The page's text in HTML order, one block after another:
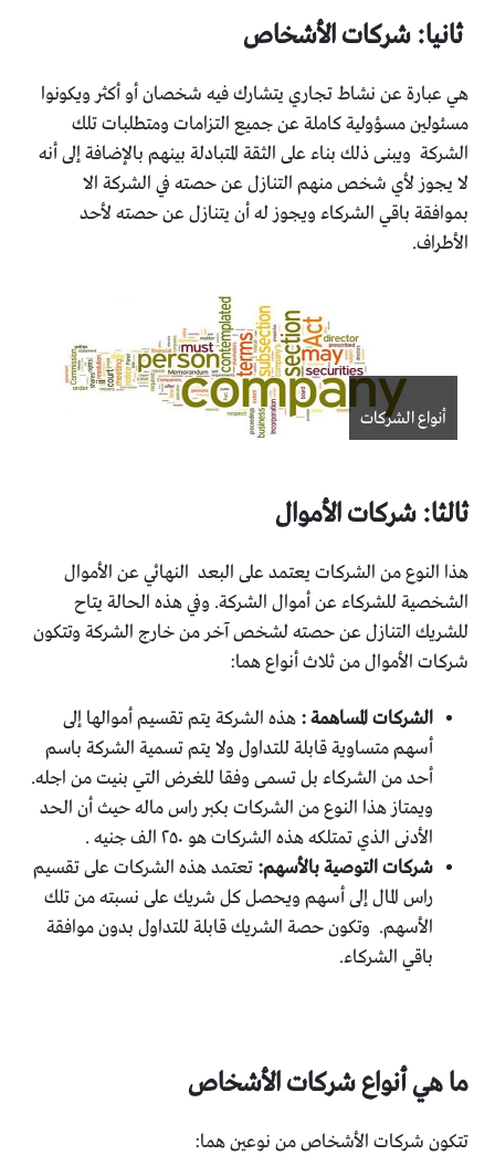
ثانيا: شركات الأشخاص
هي عبارة عن نشاط تجاري يتشارك فيه شخصان أو أكثر ويكونوا
مسئولين مسؤولية كاملة عن جميع التزامات ومتطلبات تلك
الشركة ويبنى ذلك بناء على الثقة المتبادلة بينهم بالإضافة إلى أنه
لا يجوز لأي شخص منهم التنازل عن حصته في الشركة الا
بموافقة باقي الشركاء ويجوز له أن يتنازل عن حصته لأحد
الأطراف.
أنواع الشركات
ثالثا: شركات الأموال
هذا النوع من الشركات يعتمد على البعد النهائي عن الأموال
الشخصية للشركاء عن أموال الشركة. وفي هذه الحالة يتاح
للشريك التنازل عن حصته لشخص آخر من خارج الشركة وتتكون
شركات الأموال من ثلاث أنواع هما:
الشركات المساهمة : هذه الشركة يتم تقسيم أموالها إلى
أسهم متساوية قابلة للتداول ولا يتم تسمية الشركة باسم
أحد من الشركاء بل تسمى وفقا للغرض التي بنيت من اجله.
ويمتاز هذا النوع من الشركات بكبر راس ماله حيث أن الحد
الأدنى الذي تمتلكه هذه الشركات هو ٢٥٠ الف جنيه .
شركات التوصية بالأسهم: تعتمد هذه الشركات على تقسيم
راس المال إلى أسهم ويحصل كل شريك على نسبته من تلك
الأسهم. وتكون حصة الشريك قابلة للتداول بدون موافقة
باقي الشركاء.
ما هي أنواع شركات الأشخاص
تتكون شركات الأشخاص من نوعين هما: